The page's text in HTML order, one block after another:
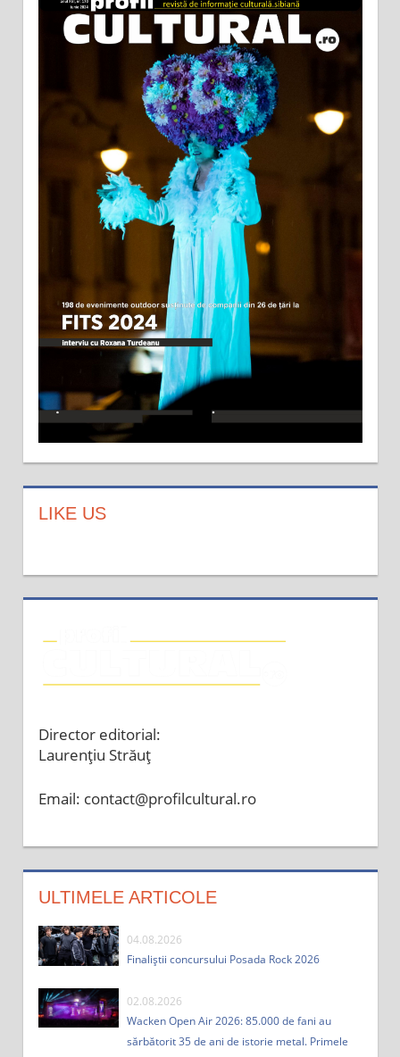
LIKE US
Director editorial:
Laurențiu Străuț
Email: contact@profilcultural.ro
ULTIMELE ARTICOLE
04.08.2026
Finaliștii concursului Posada Rock 2026
02.08.2026
Wacken Open Air 2026: 85.000 de fani au
sărbătorit 35 de ani de istorie metal. Primele